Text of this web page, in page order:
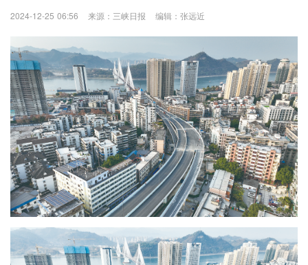
2024-12-25 06:56 来源：三峡日报 编辑：张远近